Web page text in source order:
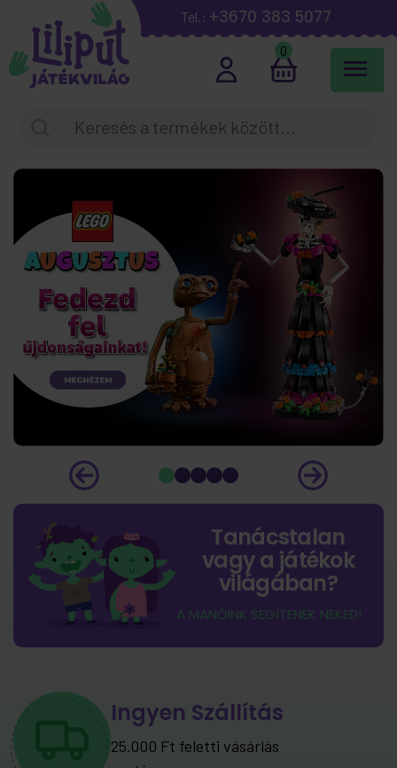
Tel.: +3670 383 5077
0
Tanácstalan
vagy a játékok
világában?
A MANÓINK SEGÍTENEK NEKED!
Ingyen Szállítás
25.000 Ft feletti vásárlás